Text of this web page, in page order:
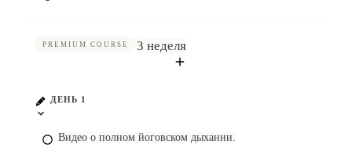
PREMIUM COURSE 3 неделя
ДЕНЬ 1
Видео о полном йоговском дыхании.